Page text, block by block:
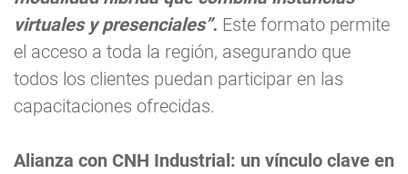
virtuales y presenciales”. Este formato permite
el acceso a toda la región, asegurando que
todos los clientes puedan participar en las
capacitaciones ofrecidas.
Alianza con CNH Industrial: un vínculo clave en